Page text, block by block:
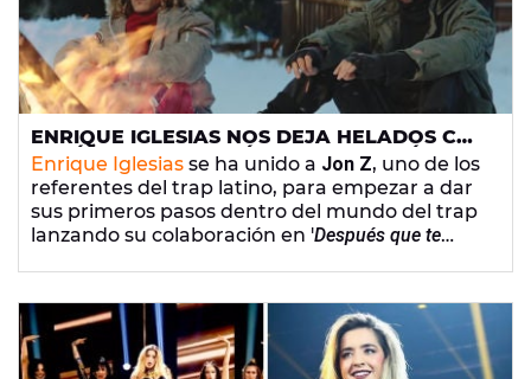
ENRIQUE IGLESIAS NOS DEJA HELADOS CON
EL VÍDEO DE 'DESPUÉS QUE TE PERDÍ'
JUNTO A JON Z
Enrique Iglesias se ha unido a Jon Z, uno de los
referentes del trap latino, para empezar a dar
sus primeros pasos dentro del mundo del trap
lanzando su colaboración en 'Después que te